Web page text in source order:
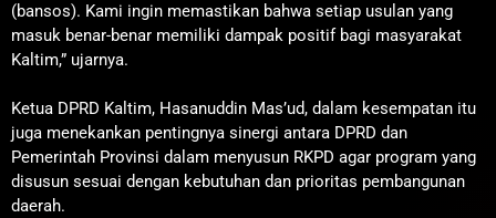
(bansos). Kami ingin memastikan bahwa setiap usulan yang
masuk benar-benar memiliki dampak positif bagi masyarakat
Kaltim,” ujarnya.
Ketua DPRD Kaltim, Hasanuddin Mas’ud, dalam kesempatan itu
juga menekankan pentingnya sinergi antara DPRD dan
Pemerintah Provinsi dalam menyusun RKPD agar program yang
disusun sesuai dengan kebutuhan dan prioritas pembangunan
daerah.